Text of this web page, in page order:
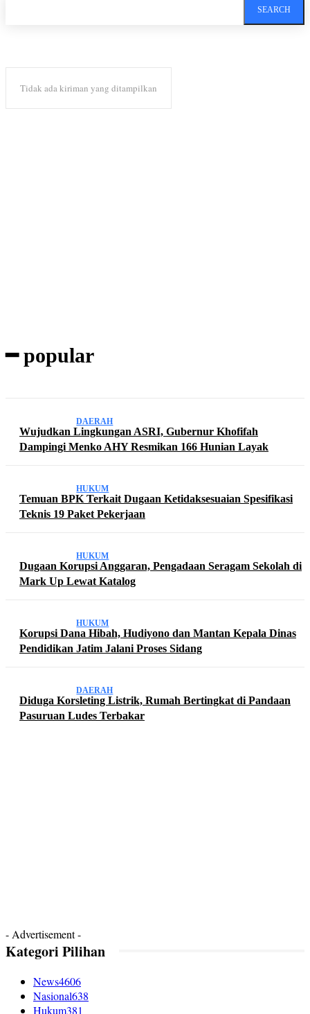
SEARCH
Tidak ada kiriman yang ditampilkan
━ popular
DAERAH
Wujudkan Lingkungan ASRI, Gubernur Khofifah
Dampingi Menko AHY Resmikan 166 Hunian Layak
HUKUM
Temuan BPK Terkait Dugaan Ketidaksesuaian Spesifikasi
Teknis 19 Paket Pekerjaan
HUKUM
Dugaan Korupsi Anggaran, Pengadaan Seragam Sekolah di
Mark Up Lewat Katalog
HUKUM
Korupsi Dana Hibah, Hudiyono dan Mantan Kepala Dinas
Pendidikan Jatim Jalani Proses Sidang
DAERAH
Diduga Korsleting Listrik, Rumah Bertingkat di Pandaan
Pasuruan Ludes Terbakar
- Advertisement -
Kategori Pilihan
News4606
Nasional638
Hukum381